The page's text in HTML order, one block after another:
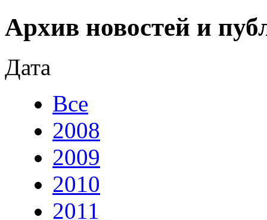
Архив новостей и
Дата
Все
2008
2009
2010
2011